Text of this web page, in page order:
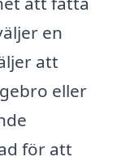
en
att
eller
för att